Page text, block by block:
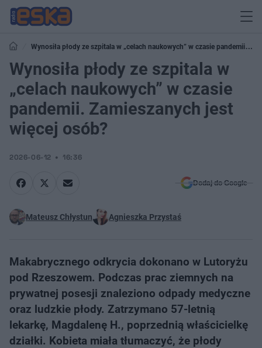
Wynosiła płody ze szpitala w „celach naukowych” w czasie pandemii.
Zamieszanych jest więcej osób?
Wynosiła płody ze szpitala w
„celach naukowych” w czasie
pandemii. Zamieszanych jest
więcej osób?
2026-06-12 16:36
Dodaj do Google
Mateusz Chłystun Agnieszka Przystaś
Makabrycznego odkrycia dokonano w Lutoryżu
pod Rzeszowem. Podczas prac ziemnych na
prywatnej posesji znaleziono odpady medyczne
oraz ludzkie płody. Zatrzymano 57-letnią
lekarkę, Magdalenę H., poprzednią właścicielkę
działki. Kobieta miała tłumaczyć, że płody